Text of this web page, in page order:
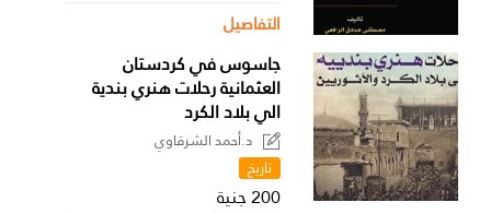
التفاصيل
جاسوس في كردستان
العثمانية رحلات هنري بندية
الي بلاد الكرد
د.أحمد الشرقاوي
تاريخ
200 جنية